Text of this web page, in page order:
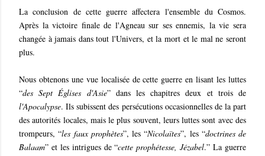
La conclusion de cette guerre affectera l'ensemble du Cosmos.
Après la victoire finale de l'Agneau sur ses ennemis, la vie sera
changée à jamais dans tout l'Univers, et la mort et le mal ne seront
plus.
Nous obtenons une vue localisée de cette guerre en lisant les luttes
“des Sept Églises d'Asie” dans les chapitres deux et trois de
l'Apocalypse. Ils subissent des persécutions occasionnelles de la part
des autorités locales, mais le plus souvent, leurs luttes sont avec des
trompeurs, “les faux prophètes”, les “Nicolaïtes”, les “doctrines de
Balaam” et les intrigues de “cette prophétesse, Jézabel.” La guerre